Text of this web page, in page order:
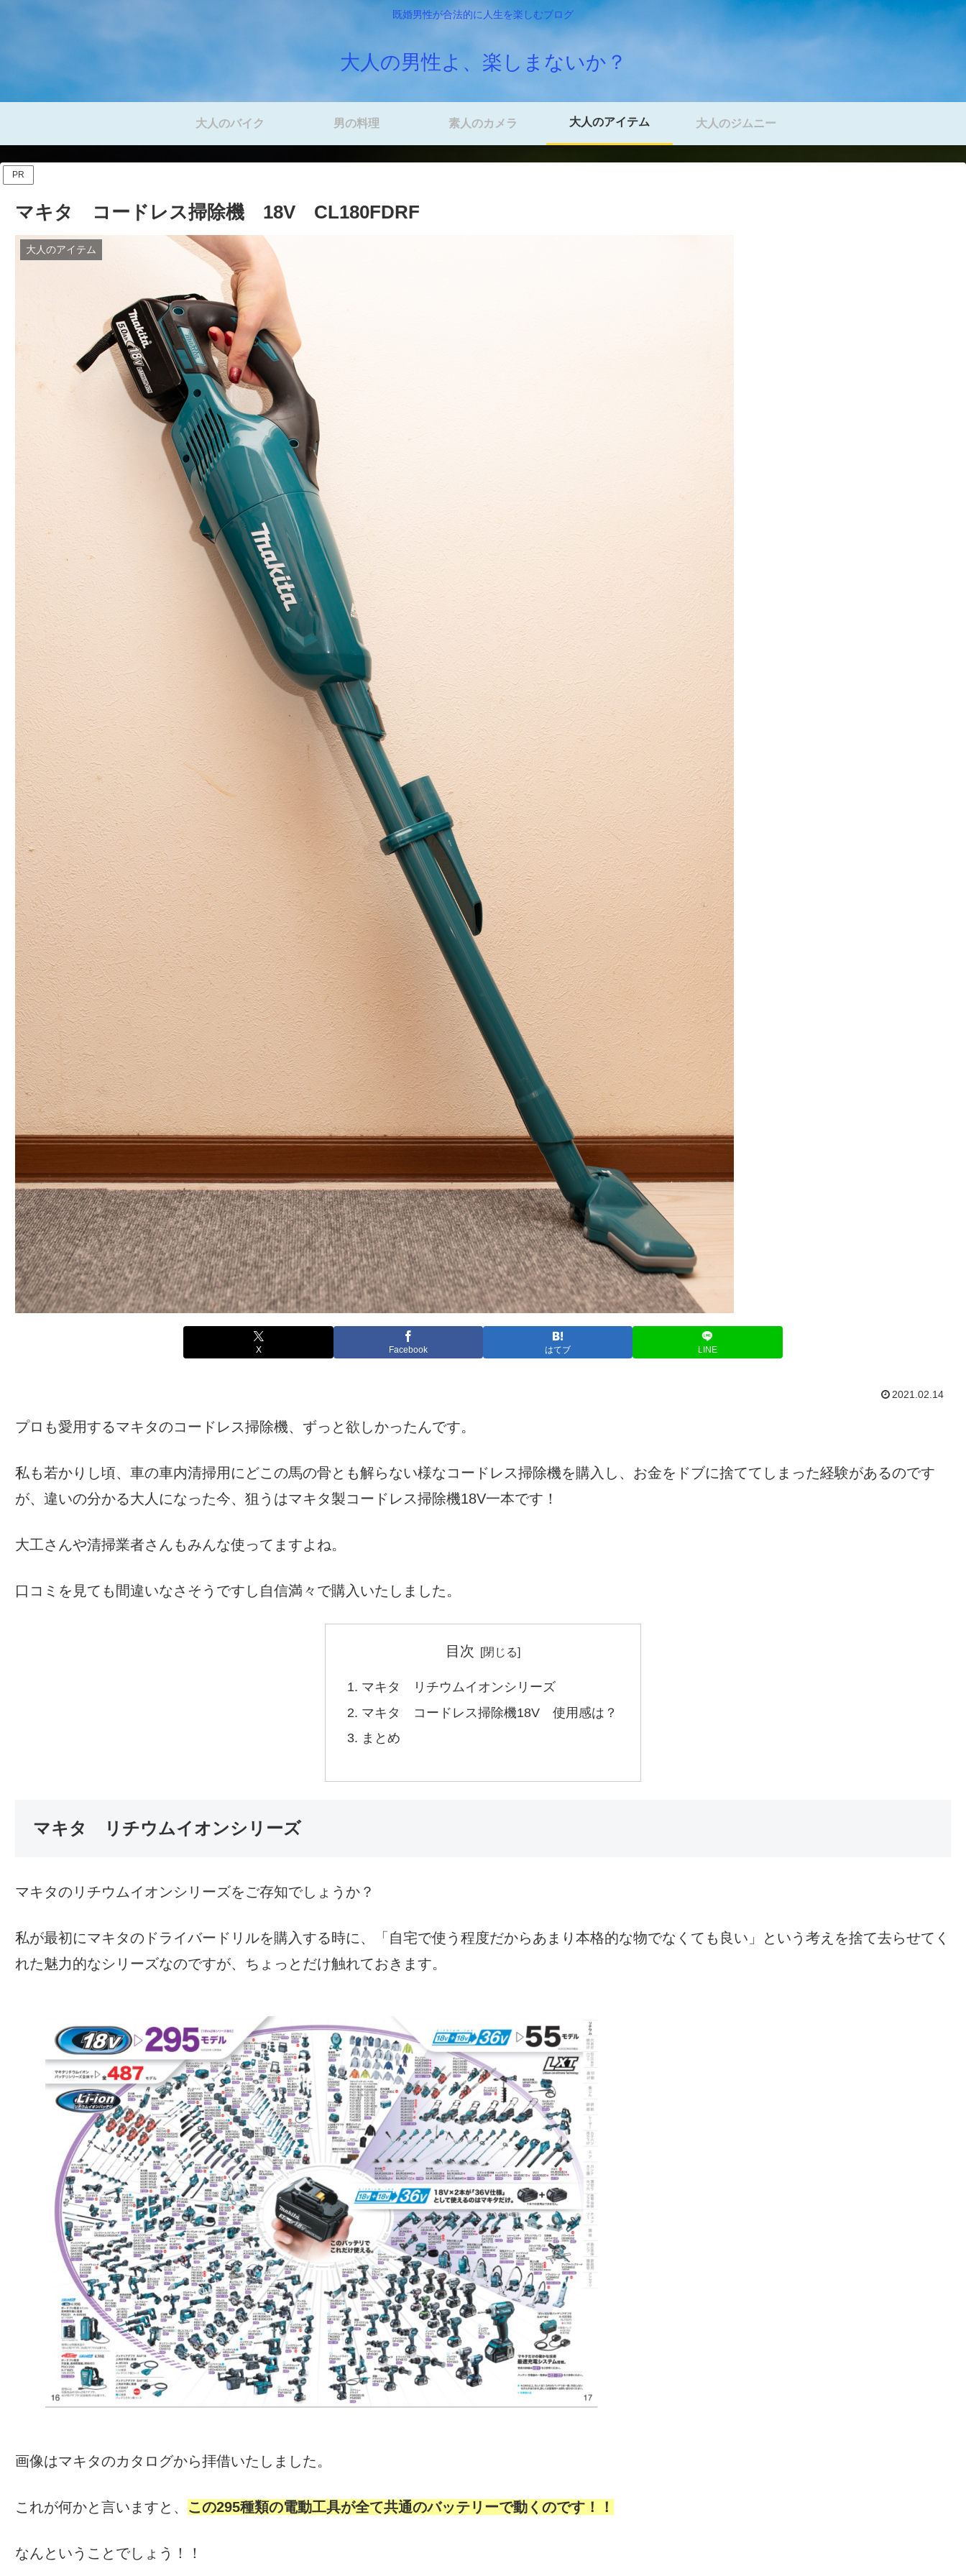
既婚男性が合法的に人生を楽しむブログ
大人の男性よ、楽しまないか？
大人のバイク 男の料理 素人のカメラ 大人のアイテム 大人のジムニー
PR
マキタ コードレス掃除機 18V CL180FDRF
大人のアイテム
X Facebook はてブ LINE
2021.02.14
プロも愛用するマキタのコードレス掃除機、ずっと欲しかったんです。
私も若かりし頃、車の車内清掃用にどこの馬の骨とも解らない様なコードレス掃除機を購入し、お金をドブに捨ててしまった経験があるのです
が、違いの分かる大人になった今、狙うはマキタ製コードレス掃除機18V一本です！
大工さんや清掃業者さんもみんな使ってますよね。
口コミを見ても間違いなさそうですし自信満々で購入いたしました。
目次
マキタ リチウムイオンシリーズ
マキタ コードレス掃除機18V 使用感は？
まとめ
マキタ リチウムイオンシリーズ
マキタのリチウムイオンシリーズをご存知でしょうか？
私が最初にマキタのドライバードリルを購入する時に、「自宅で使う程度だからあまり本格的な物でなくても良い」という考えを捨て去らせてく
れた魅力的なシリーズなのですが、ちょっとだけ触れておきます。
画像はマキタのカタログから拝借いたしました。
これが何かと言いますと、 この295種類の電動工具が全て共通のバッテリーで動くのです！！
なんということでしょう！！